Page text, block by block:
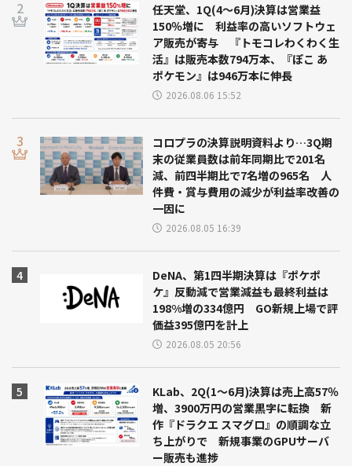
任天堂、1Q(4～6月)決算は営業益
150％増に 利益率の高いソフトウェ
ア販売が寄与 『トモコレわくわく生
活』は販売本数794万本、『ぽこ あ
ポケモン』は946万本に伸長
2026.08.06 15:52
コロプラの決算説明資料より…3Q期
末の従業員数は前年同期比で201名
減、前四半期比で7名増の965名 人
件費・賞与費用の減少が利益率改善の
一因に
2026.08.05 16:39
DeNA、第1四半期決算は『ポケポ
ケ』反動減で営業減益も最終利益は
198%増の334億円 GO新規上場で評
価益395億円を計上
2026.08.05 20:56
KLab、2Q(1～6月)決算は売上高57％
増、3900万円の営業黒字に転換 新
作『ドラクエ スマグロ』の順調な立
ち上がりで 新規事業のGPUサーバ
ー販売も進捗